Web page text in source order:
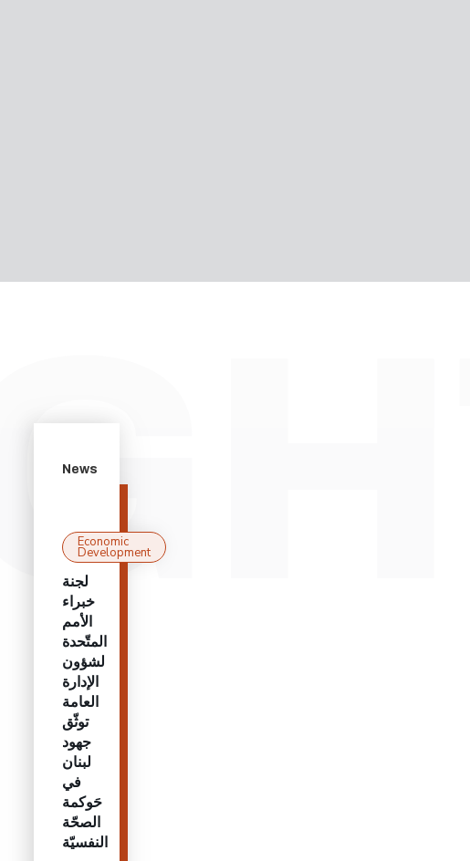
News
Economic
Development
لجنة
خبراء
الأمم
المتّحدة
لشؤون
الإدارة
العامة
توثّق
جهود
لبنان
في
حَوكمة
الصحّة
النفسيّة